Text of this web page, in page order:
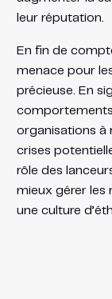
leur réputation.
En fin de
menace pour
précieuse. En
comportements
organisations à
crises
rôle des
mieux gérer les
une culture